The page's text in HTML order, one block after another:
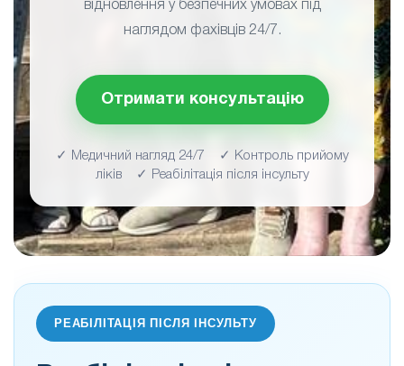
відновлення у безпечних умовах під
наглядом фахівців 24/7.
Отримати консультацію
✓ Медичний нагляд 24/7 ✓ Контроль прийому
ліків ✓ Реабілітація після інсульту
РЕАБІЛІТАЦІЯ ПІСЛЯ ІНСУЛЬТУ